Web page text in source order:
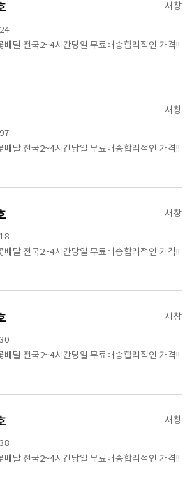
새창
배달 전국2~4시간당일 무료배송합리적인 가격!!
새창
배달 전국2~4시간당일 무료배송합리적인 가격!!
새창
배달 전국2~4시간당일 무료배송합리적인 가격!!
새창
배달 전국2~4시간당일 무료배송합리적인 가격!!
새창
배달 전국2~4시간당일 무료배송합리적인 가격!!